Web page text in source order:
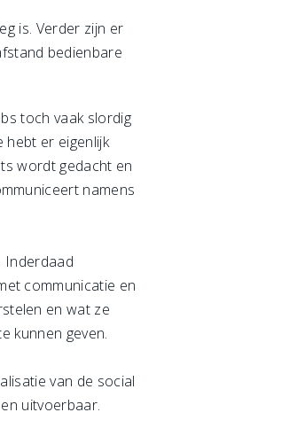
is. Verder zijn er
bedienbare
toch vaak slordig
hebt er eigenlijk
wordt gedacht en
namens
Inderdaad
communicatie en
en wat ze
kunnen geven.
van de social
uitvoerbaar.